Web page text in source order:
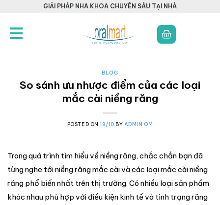
GIẢI PHÁP NHA KHOA CHUYÊN SÂU TẠI NHÀ
BLOG
So sánh ưu nhược điểm của các loại
mắc cài niềng răng
POSTED ON19/10 BY ADMIN OM
Trong quá trình tìm hiểu về niềng răng, chắc chắn bạn đã
từng nghe tới niềng răng mắc cài và các loại mắc cài niềng
răng phổ biến nhất trên thị trường. Có nhiều loại sản phẩm
khác nhau phù hợp với điều kiện kinh tế và tình trạng răng